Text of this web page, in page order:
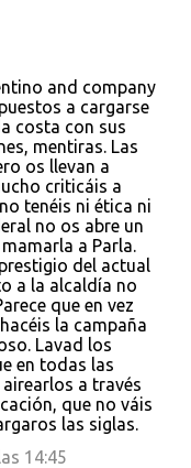
and company
a cargarse
costa con sus
mentiras. Las
os llevan a
criticáis a
tenéis ni ética ni
no os abre un
a Parla.
del actual
a la alcaldía no
que en vez
la campaña
Lavad los
en todas las
a través
que no váis
las siglas.
14:45